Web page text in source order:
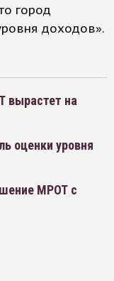
город
доходов».
вырастет на
оценки уровня
МРОТ с